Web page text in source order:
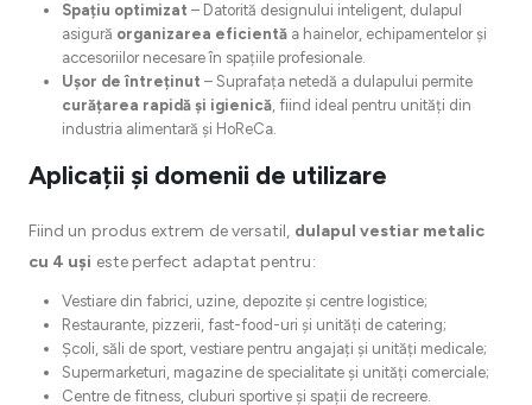
Spațiu optimizat – Datorită designului inteligent, dulapul
asigură organizarea eficientăa hainelor, echipamentelor și
accesoriilor necesare în spațiile profesionale.
Ușor de întreținut – Suprafața netedă a dulapului permite
curățarea rapidă și igienică, fiind ideal pentru unități din
industria alimentară și HoReCa.
Aplicații și domenii de utilizare
Fiind un produs extrem de versatil, dulapul vestiar metalic
cu 4 uși este perfect adaptat pentru:
Vestiare din fabrici, uzine, depozite și centre logistice;
Restaurante, pizzerii, fast-food-uri și unități de catering;
Școli, săli de sport, vestiare pentru angajați și unități medicale;
Supermarketuri, magazine de specialitate și unități comerciale;
Centre de fitness, cluburi sportive și spații de recreere.